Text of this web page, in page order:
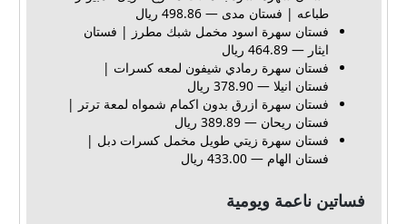
طباعه | فستان مدى — 498.86 ريال
فستان سهرة اسود مخمل شبك مطرز | فستان
ايثار — 464.89 ريال
فستان سهرة رمادي شيفون لمعه كسرات |
فستان انيلا — 378.90 ريال
فستان سهرة ازرق بدون اكمام شمواه لمعة ترتر |
فستان ريحان — 389.89 ريال
فستان سهرة زيتي طويل مخمل كسرات دبل |
فستان الهام — 433.00 ريال
فساتين ناعمة ويومية